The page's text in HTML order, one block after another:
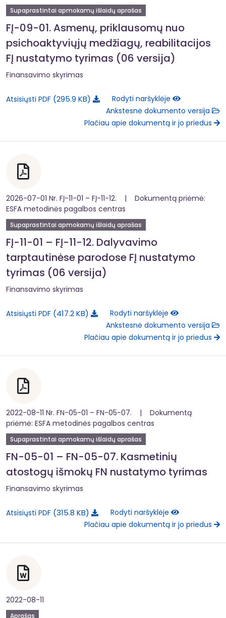
Supaprastintai apmokamų išlaidų aprašas
FĮ-09-01. Asmenų, priklausomų nuo
psichoaktyviųjų medžiagų, reabilitacijos
FĮ nustatymo tyrimas (06 versija)
Finansavimo skyrimas
Atsisiųsti PDF 295.9 KB
Rodyti naršyklėje
Ankstesnė dokumento versija
Plačiau apie dokumentą ir jo priedus
2026-07-01 Nr. FĮ-11-01 – FĮ-11-12. | Dokumentą priėmė:
ESFA metodinės pagalbos centras
Supaprastintai apmokamų išlaidų aprašas
FĮ-11-01 – FĮ-11-12. Dalyvavimo
tarptautinėse parodose FĮ nustatymo
tyrimas (06 versija)
Finansavimo skyrimas
Atsisiųsti PDF 417.2 KB
Rodyti naršyklėje
Ankstesnė dokumento versija
Plačiau apie dokumentą ir jo priedus
2022-08-11 Nr. FN-05-01 – FN-05-07. | Dokumentą
priėmė: ESFA metodinės pagalbos centras
Supaprastintai apmokamų išlaidų aprašas
FN-05-01 – FN-05-07. Kasmetinių
atostogų išmokų FN nustatymo tyrimas
Finansavimo skyrimas
Atsisiųsti PDF 315.8 KB
Rodyti naršyklėje
Plačiau apie dokumentą ir jo priedus
2022-08-11
Aprašas